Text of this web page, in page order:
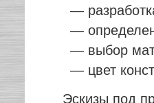
—
—
— выбор
— цвет
Эскизы под